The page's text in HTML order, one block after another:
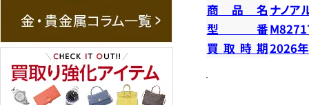
商品名 ナノア
型番
買取時期2026